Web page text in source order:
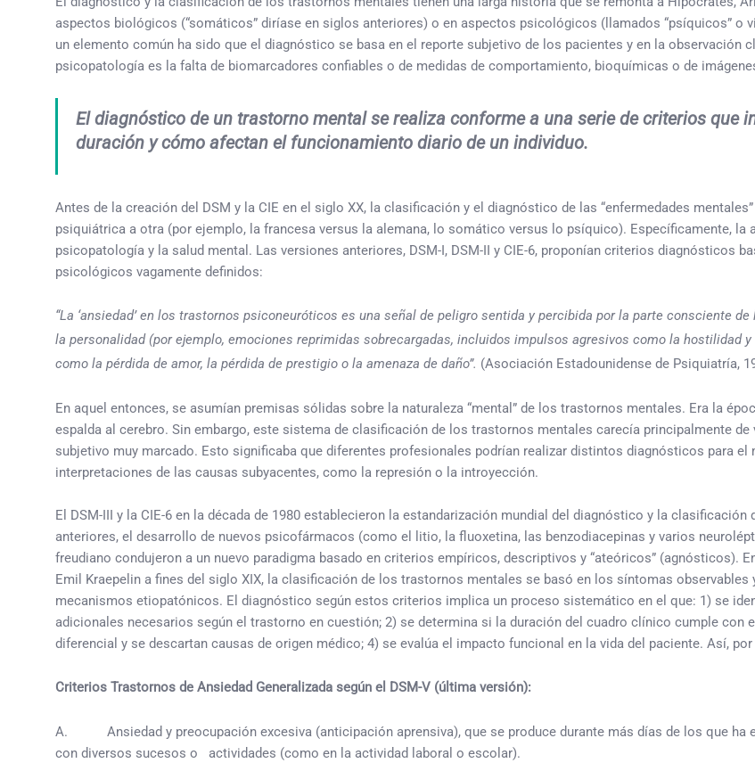
aspectos biológicos (“somáticos” diríase en siglos anteriores) o en aspectos psicológicos (llamados “psíquicos” o
un elemento común ha sido que el diagnóstico se basa en el reporte subjetivo de los pacientes y en la observación
psicopatología es la falta de biomarcadores confiables o de medidas de comportamiento, bioquímicas o de
El diagnóstico de un trastorno mental se realiza conforme a una serie de criterios que
duración y cómo afectan el funcionamiento diario de un individuo.
Antes de la creación del DSM y la CIE en el siglo XX, la clasificación y el diagnóstico de las “enfermedades
psiquiátrica a otra (por ejemplo, la francesa versus la alemana, lo somático versus lo psíquico). Específicamente, la
psicopatología y la salud mental. Las versiones anteriores, DSM-I, DSM-II y CIE-6, proponían criterios diagnósticos
psicológicos vagamente definidos:
“La ‘ansiedad’ en los trastornos psiconeuróticos es una señal de peligro sentida y percibida por la parte consciente
la personalidad (por ejemplo, emociones reprimidas sobrecargadas, incluidos impulsos agresivos como la hostilidad
como la pérdida de amor, la pérdida de prestigio o la amenaza de daño”. (Asociación Estadounidense de Psiquiatría,
En aquel entonces, se asumían premisas sólidas sobre la naturaleza “mental” de los trastornos mentales. Era la
espalda al cerebro. Sin embargo, este sistema de clasificación de los trastornos mentales carecía principalmente
subjetivo muy marcado. Esto significaba que diferentes profesionales podrían realizar distintos diagnósticos para
interpretaciones de las causas subyacentes, como la represión o la introyección.
El DSM-III y la CIE-6 en la década de 1980 establecieron la estandarización mundial del diagnóstico y la
anteriores, el desarrollo de nuevos psicofármacos (como el litio, la fluoxetina, las benzodiacepinas y varios
freudiano condujeron a un nuevo paradigma basado en criterios empíricos, descriptivos y “ateóricos” (agnósticos).
Emil Kraepelin a fines del siglo XIX, la clasificación de los trastornos mentales se basó en los síntomas
mecanismos etiopatónicos. El diagnóstico según estos criterios implica un proceso sistemático en el que: 1) se
adicionales necesarios según el trastorno en cuestión; 2) se determina si la duración del cuadro clínico cumple con
diferencial y se descartan causas de origen médico; 4) se evalúa el impacto funcional en la vida del paciente. Así,
Criterios Trastornos de Ansiedad Generalizada según el DSM-V (última versión):
A. Ansiedad y preocupación excesiva (anticipación aprensiva), que se produce durante más días de los que ha
con diversos sucesos o actividades (como en la actividad laboral o escolar).